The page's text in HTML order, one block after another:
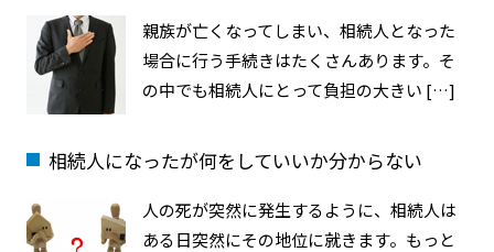
親族が亡くなってしまい、相続人となった
場合に行う手続きはたくさんあります。そ
の中でも相続人にとって負担の大きい […]
相続人になったが何をしていいか分からない
人の死が突然に発生するように、相続人は
ある日突然にその地位に就きます。もっと